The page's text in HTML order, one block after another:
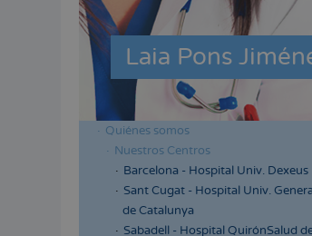
Laia Pons
Menú
lateral
cabecera
Quiénes somos
Nuestros Centros
Barcelona - Hospital Univ. Dexeus
Sant Cugat - Hospital Univ.
de Catalunya
Sabadell - Hospital QuirónSalud